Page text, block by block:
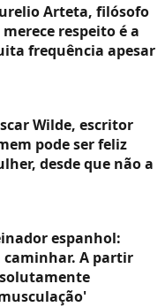
Arteta, filósofo
respeito é a
frequência apesar
Wilde, escritor
pode ser feliz
desde que não a
espanhol:
caminhar. A partir